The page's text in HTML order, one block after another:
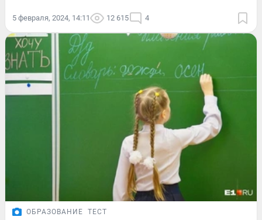
5 февраля, 2024, 14:11 12 615 4
ОБРАЗОВАНИЕ ТЕСТ